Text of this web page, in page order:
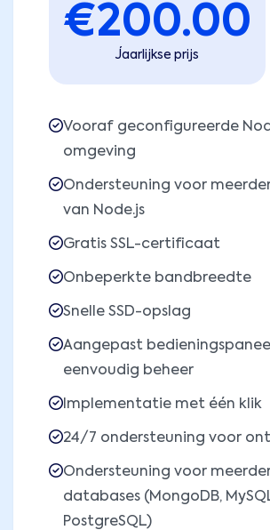
€200.00
Jaarlijkse prijs
Vooraf geconfigureerde
omgeving
Ondersteuning voor
van Node.js
Gratis SSL-certificaat
Onbeperkte bandbreedte
Snelle SSD-opslag
Aangepast
eenvoudig beheer
Implementatie met één klik
24/7 ondersteuning voor
Ondersteuning voor
databases (MongoDB,
PostgreSQL)